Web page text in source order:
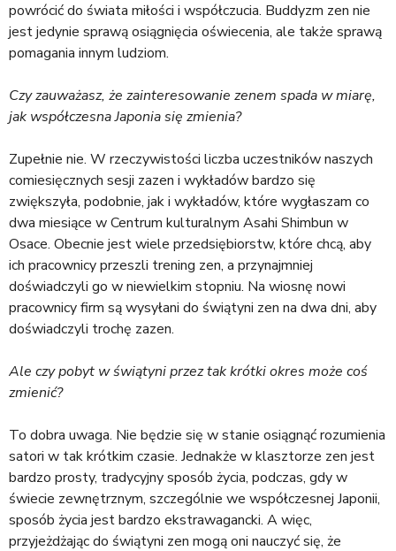
powrócić do świata miłości i współczucia. Buddyzm zen nie
jest jedynie sprawą osiągnięcia oświecenia, ale także sprawą
pomagania innym ludziom.
Czy zauważasz, że zainteresowanie zenem spada w miarę,
jak współczesna Japonia się zmienia?
Zupełnie nie. W rzeczywistości liczba uczestników naszych
comiesięcznych sesji zazen i wykładów bardzo się
zwiększyła, podobnie, jak i wykładów, które wygłaszam co
dwa miesiące w Centrum kulturalnym Asahi Shimbun w
Osace. Obecnie jest wiele przedsiębiorstw, które chcą, aby
ich pracownicy przeszli trening zen, a przynajmniej
doświadczyli go w niewielkim stopniu. Na wiosnę nowi
pracownicy firm są wysyłani do świątyni zen na dwa dni, aby
doświadczyli trochę zazen.
Ale czy pobyt w świątyni przez tak krótki okres może coś
zmienić?
To dobra uwaga. Nie będzie się w stanie osiągnąć rozumienia
satori w tak krótkim czasie. Jednakże w klasztorze zen jest
bardzo prosty, tradycyjny sposób życia, podczas, gdy w
świecie zewnętrznym, szczególnie we współczesnej Japonii,
sposób życia jest bardzo ekstrawagancki. A więc,
przyjeżdżając do świątyni zen mogą oni nauczyć się, że